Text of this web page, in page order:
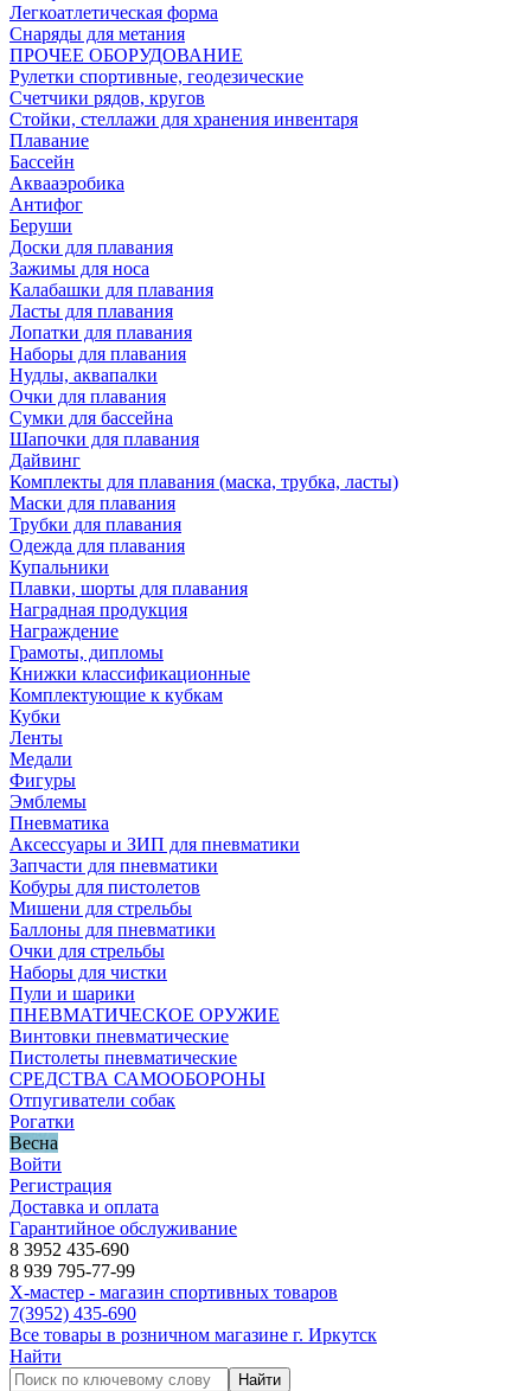
Легкоатлетическая форма
Снаряды для метания
ПРОЧЕЕ ОБОРУДОВАНИЕ
Рулетки спортивные, геодезические
Счетчики рядов, кругов
Стойки, стеллажи для хранения инвентаря
Плавание
Бассейн
Аквааэробика
Антифог
Беруши
Доски для плавания
Зажимы для носа
Калабашки для плавания
Ласты для плавания
Лопатки для плавания
Наборы для плавания
Нудлы, аквапалки
Очки для плавания
Сумки для бассейна
Шапочки для плавания
Дайвинг
Комплекты для плавания (маска, трубка, ласты)
Маски для плавания
Трубки для плавания
Одежда для плавания
Купальники
Плавки, шорты для плавания
Наградная продукция
Награждение
Грамоты, дипломы
Книжки классификационные
Комплектующие к кубкам
Кубки
Ленты
Медали
Фигуры
Эмблемы
Пневматика
Аксессуары и ЗИП для пневматики
Запчасти для пневматики
Кобуры для пистолетов
Мишени для стрельбы
Баллоны для пневматики
Очки для стрельбы
Наборы для чистки
Пули и шарики
ПНЕВМАТИЧЕСКОЕ ОРУЖИЕ
Винтовки пневматические
Пистолеты пневматические
СРЕДСТВА САМООБОРОНЫ
Отпугиватели собак
Рогатки
Весна
Войти
Регистрация
Доставка и оплата
Гарантийное обслуживание
8 3952 435-690
8 939 795-77-99
Х-мастер - магазин спортивных товаров
7(3952) 435-690
Все товары в розничном магазине г. Иркутск
Найти
Найти